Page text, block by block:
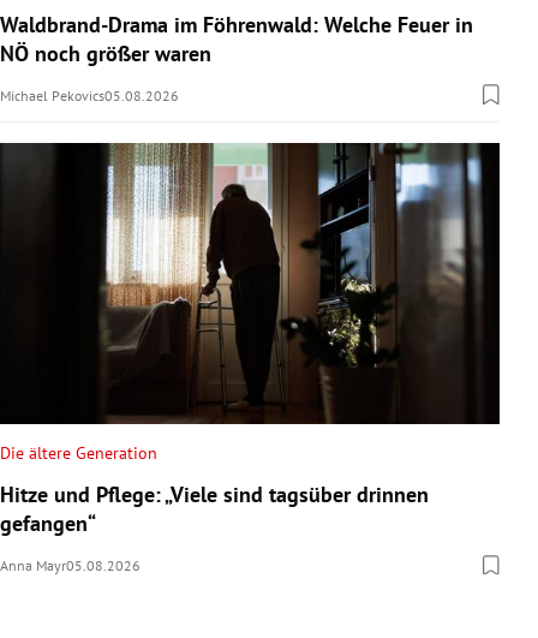
Waldbrand-Drama im Föhrenwald: Welche Feuer in
NÖ noch größer waren
Michael Pekovics05.08.2026
Die ältere Generation
Hitze und Pflege: „Viele sind tagsüber drinnen
gefangen“
Anna Mayr05.08.2026